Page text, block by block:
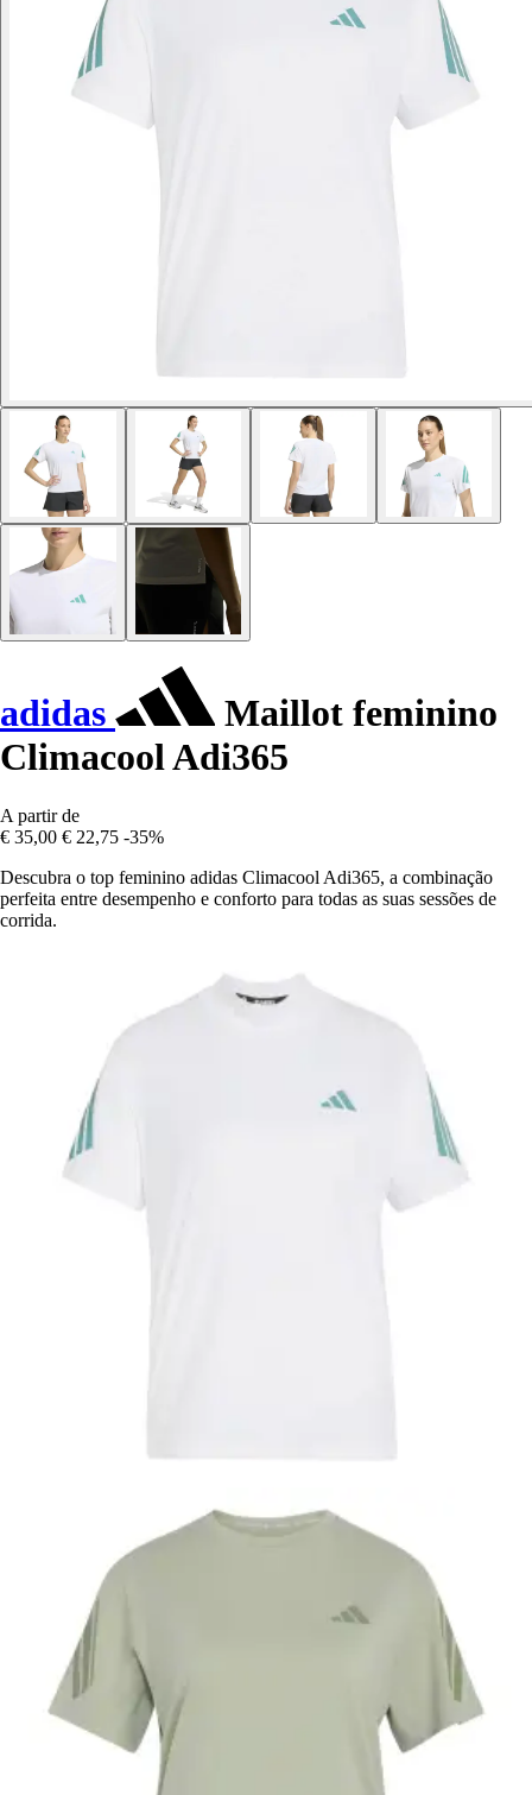
adidas
Maillot feminino
Climacool Adi365
A partir de
€ 35,00 € 22,75 -35%
Descubra o top feminino adidas Climacool Adi365, a combinação
perfeita entre desempenho e conforto para todas as suas sessões de
corrida.